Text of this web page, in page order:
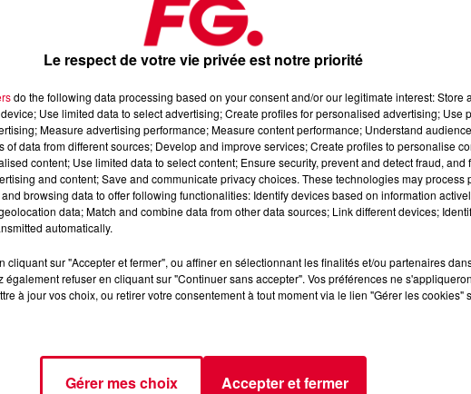
, 📱 et sur l’Application FG (IOShttps://urlz.fr/hhZxGoogle
rave et tech-house
Le respect de votre vie privée est notre priorité
do the following data processing based on your consent and/or our legitimate interest: Store
Use limited data to select advertising; Create profiles for personalised advertising; Use
Measure advertising performance; Measure content performance; Understand
of data from different sources; Develop and improve services; Create profiles to personalise
content; Use limited data to select content; Ensure security, prevent and detect fraud, and
and content; Save and communicate privacy choices. These technologies may process
browsing data to offer following functionalities: Identify devices based on information
data; Match and combine data from other data sources; Link different devices;
automatically.
cliquant sur "Accepter et fermer", ou affiner en sélectionnant les finalités et/ou partenaires
également refuser en cliquant sur "Continuer sans accepter". Vos préférences ne
à jour vos choix, ou retirer votre consentement à tout moment via le lien "Gérer les cookies"
Gérer mes choix Accepter et fermer